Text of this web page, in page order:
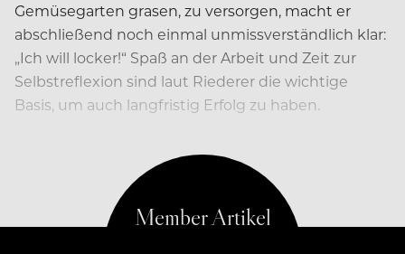
Gemüsegarten grasen, zu versorgen, macht er
abschließend noch einmal unmissverständlich klar:
„Ich will locker!“ Spaß an der Arbeit und Zeit zur
Selbstreflexion sind laut Riederer die wichtige
Basis, um auch langfristig Erfolg zu haben.